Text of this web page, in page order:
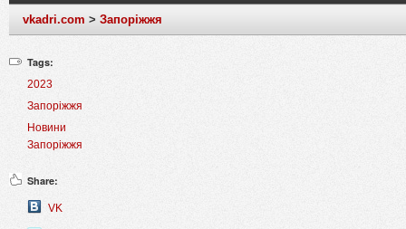
vkadri.com > Запоріжжя
Tags:
2023
Запоріжжя
Новини
Запоріжжя
Share:
VK